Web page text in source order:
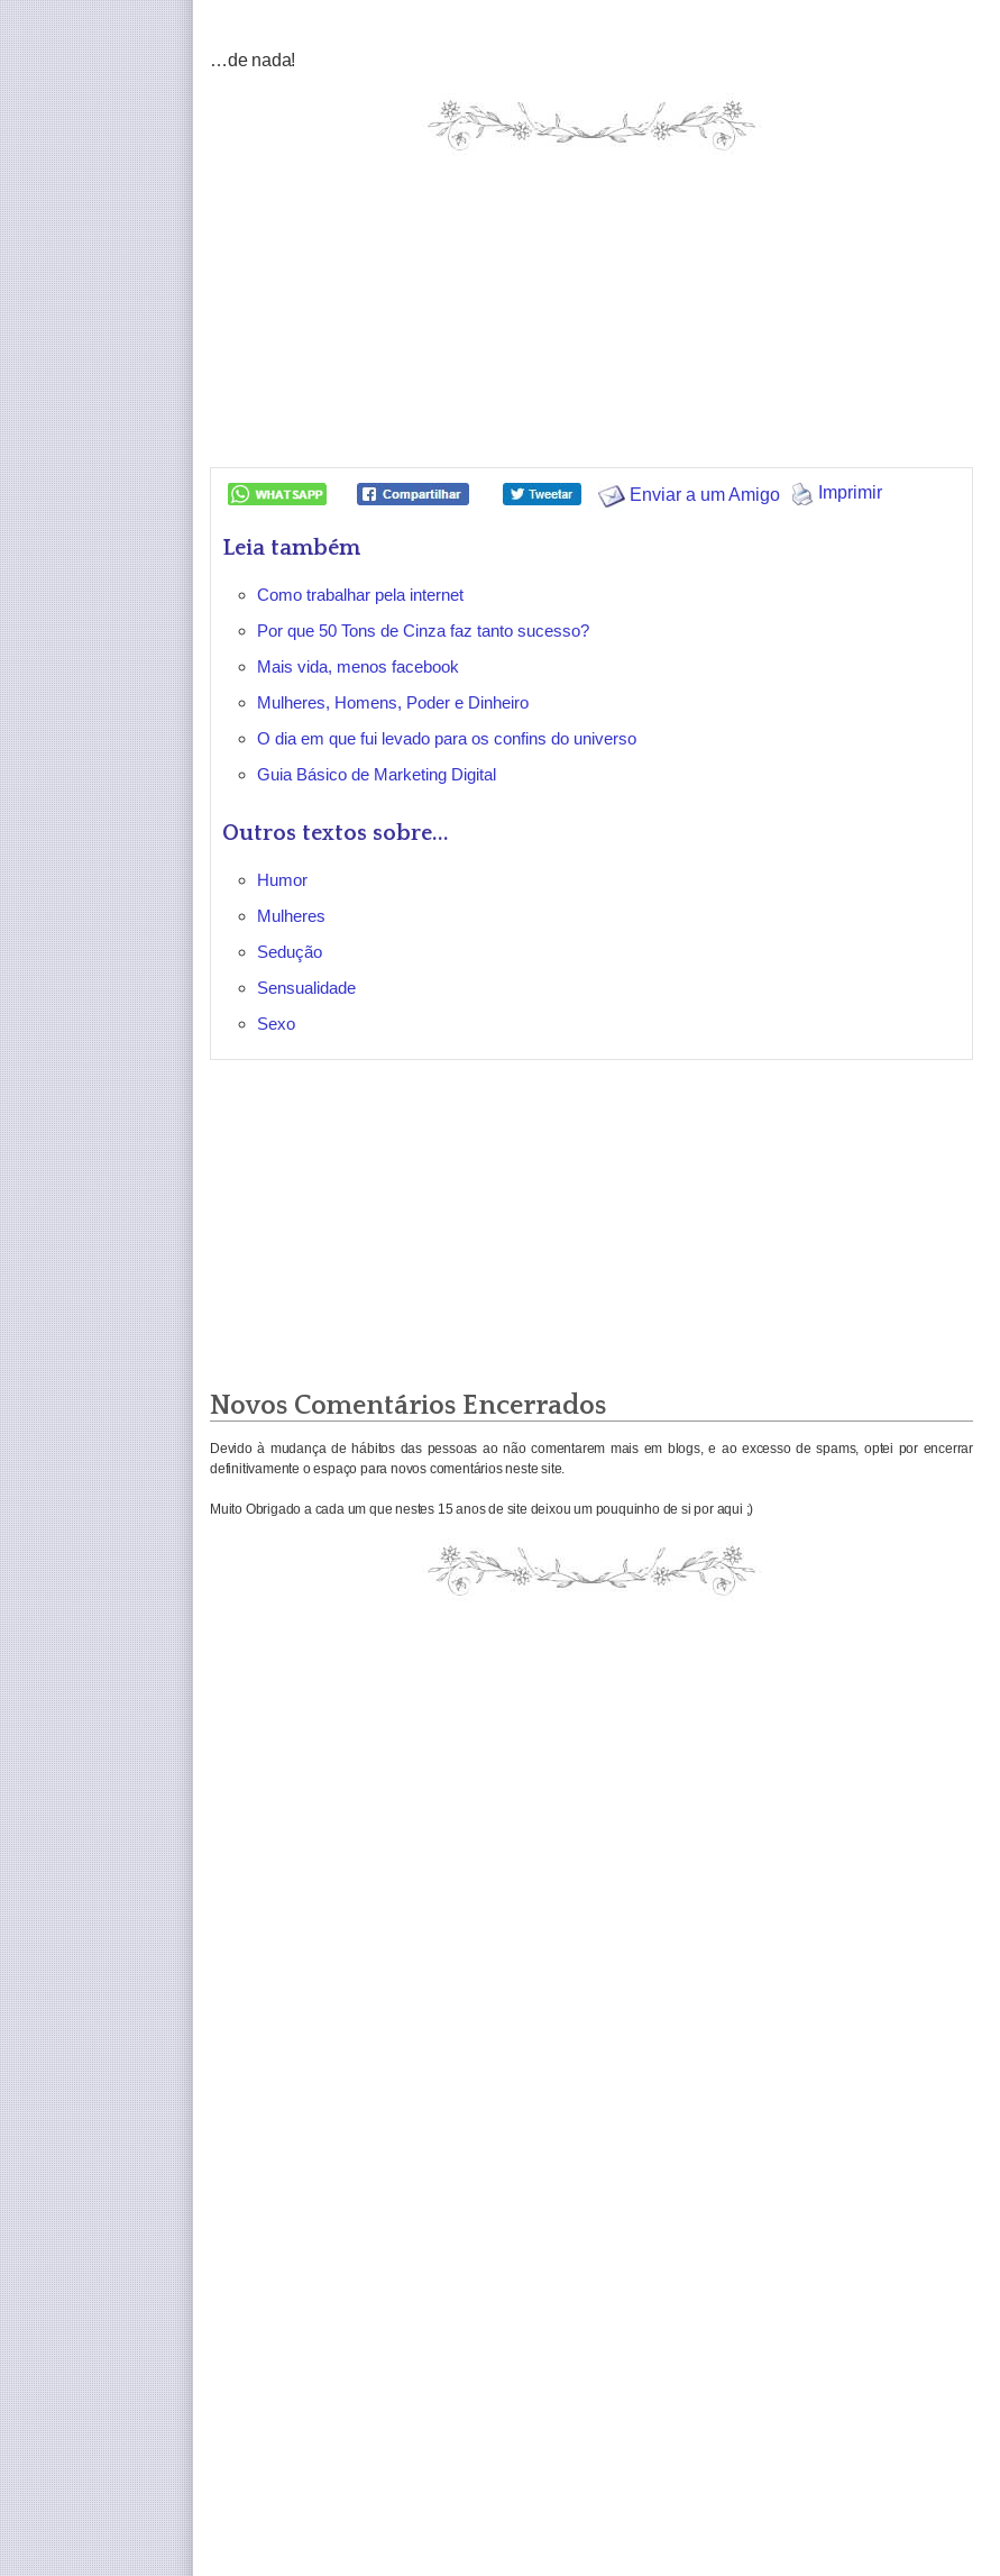
…de nada!
Enviar a um Amigo Imprimir
Leia também
Como trabalhar pela internet
Por que 50 Tons de Cinza faz tanto sucesso?
Mais vida, menos facebook
Mulheres, Homens, Poder e Dinheiro
O dia em que fui levado para os confins do universo
Guia Básico de Marketing Digital
Outros textos sobre...
Humor
Mulheres
Sedução
Sensualidade
Sexo
Novos Comentários Encerrados
Devido à mudança de hábitos das pessoas ao não comentarem mais em blogs, e ao excesso de spams, optei por encerrar
definitivamente o espaço para novos comentários neste site.
Muito Obrigado a cada um que nestes 15 anos de site deixou um pouquinho de si por aqui ;)